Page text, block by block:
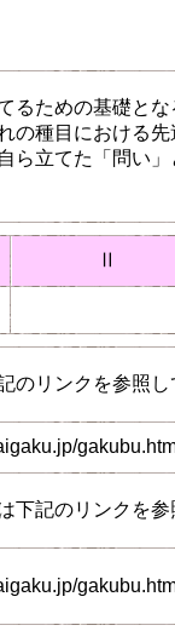
るための基礎と
の種目における
ら立てた「問い
Ⅱ
のリンクを参照
下記のリンクを